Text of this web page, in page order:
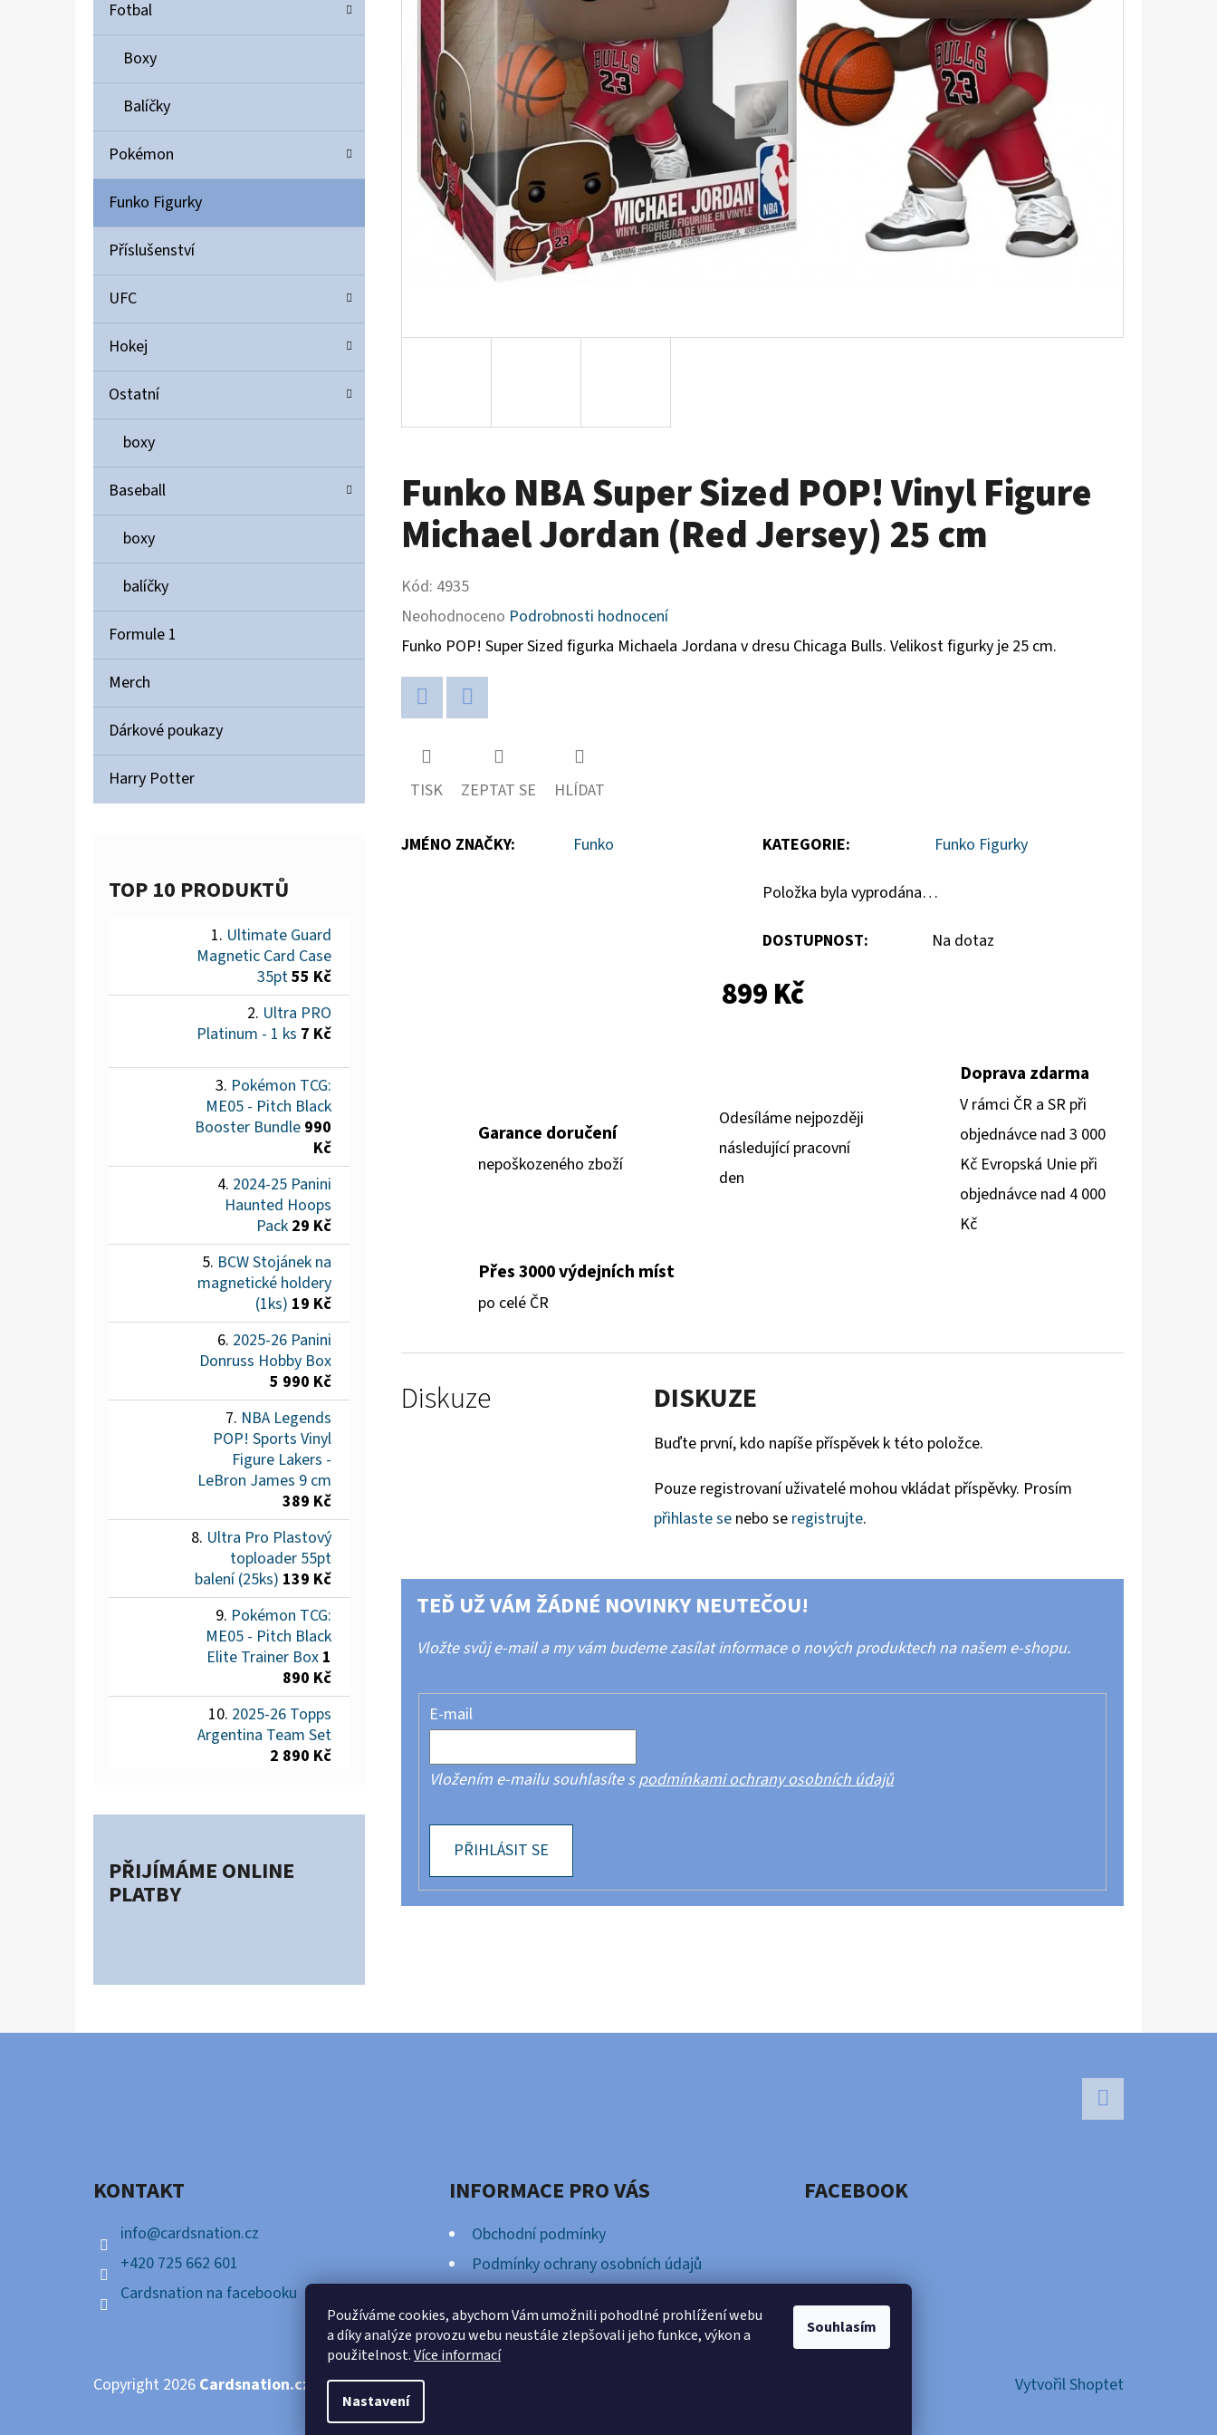
Používáme cookies, abychom Vám umožnili pohodlné prohlížení webu
a díky analýze provozu webu neustále zlepšovali jeho funkce, výkon a
použitelnost.Více informací
Nastavení
Souhlasím
Fotbal
Boxy
Balíčky
Pokémon
Funko Figurky
Příslušenství
UFC
Hokej
Ostatní
boxy
Baseball
boxy
balíčky
Formule 1
Merch
Dárkové poukazy
Harry Potter
TOP 10 PRODUKTŮ
Ultimate Guard
Magnetic Card Case
35pt55 Kč
Ultra PRO
Platinum - 1 ks 7 Kč
Pokémon TCG:
ME05 - Pitch Black
Booster Bundle 990
Kč
2024-25 Panini
Haunted Hoops
Pack 29 Kč
BCW Stojánek na
magnetické holdery
(1ks) 19 Kč
2025-26 Panini
Donruss Hobby Box
5 990 Kč
NBA Legends
POP! Sports Vinyl
Figure Lakers -
LeBron James 9 cm
389 Kč
Ultra Pro Plastový
toploader 55pt
balení (25ks) 139 Kč
Pokémon TCG:
ME05 - Pitch Black
Elite Trainer Box 1
890 Kč
2025-26 Topps
Argentina Team Set
2 890 Kč
PŘIJÍMÁME ONLINE
PLATBY
Funko NBA Super Sized POP! Vinyl Figure
Michael Jordan (Red Jersey) 25 cm
Kód: 4935
Průměrné
hodnocení
produktu
Neohodnoceno Podrobnosti hodnocení
Funko POP! Super Sized figurka Michaela Jordana v dresu Chicaga Bulls. Velikost figurky je 25 cm.
TISK ZEPTAT SE HLÍDAT
JMÉNO ZNAČKY: Funko KATEGORIE: Funko Figurky
Položka byla vyprodána…
DOSTUPNOST: Na dotaz
899 Kč
Garance doručení
nepoškozeného zboží
Odesíláme nejpozději
následující pracovní
den
Doprava zdarma
V rámci ČR a SR při
objednávce nad 3 000
Kč Evropská Unie při
objednávce nad 4 000
Kč
Přes 3000 výdejních míst
po celé ČR
Diskuze DISKUZE
Buďte první, kdo napíše příspěvek k této položce.
Pouze registrovaní uživatelé mohou vkládat příspěvky. Prosím
přihlaste se nebo se registrujte.
TEĎ UŽ VÁM ŽÁDNÉ NOVINKY NEUTEČOU!
Vložte svůj e-mail a my vám budeme zasílat informace o nových produktech na našem e-shopu.
E-mail
Vložením e-mailu souhlasíte spodmínkami ochrany osobních údajů
PŘIHLÁSIT SE
ULTIMATE GUARD MAGNETIC CARD CASE 35PT
ULTRA PRO PLATINUM - 1 KS
7 Kč
POKÉMON TCG: ME05 - PITCH BLACK
BOOSTER BUNDLE
990 Kč
KONTAKT
info@cardsnation.cz
+420 725 662 601
Cardsnation na facebooku
INFORMACE PRO VÁS
Obchodní podmínky
Podmínky ochrany osobních údajů
FACEBOOK
Vytvořil Shoptet
Copyright 2026 Cardsnation.cz . Všechna práva vyhrazena.